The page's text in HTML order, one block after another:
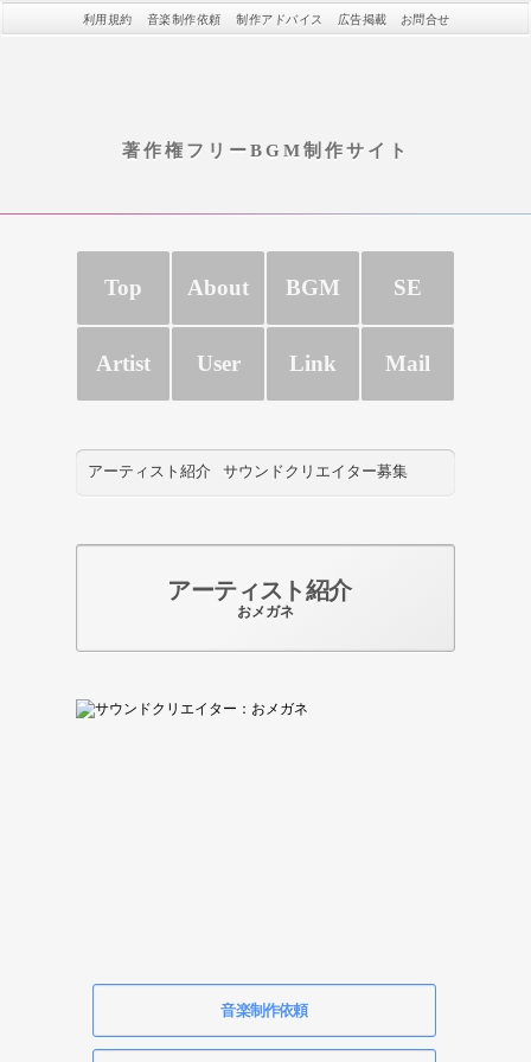
著作権フリーBGM制作サイト
利用規約 音楽制作依頼 制作アドバイス 広告掲載 お問合せ
Top About BGM SE
Artist User Link Mail
アーティスト紹介 サウンドクリエイター募集
アーティスト紹介
おメガネ
音楽制作依頼